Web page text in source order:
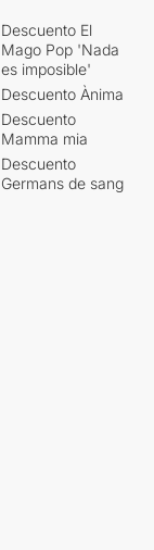
Descuento El
Mago Pop 'Nada
es imposible'
Descuento Ànima
Descuento
Mamma mia
Descuento
Germans de sang